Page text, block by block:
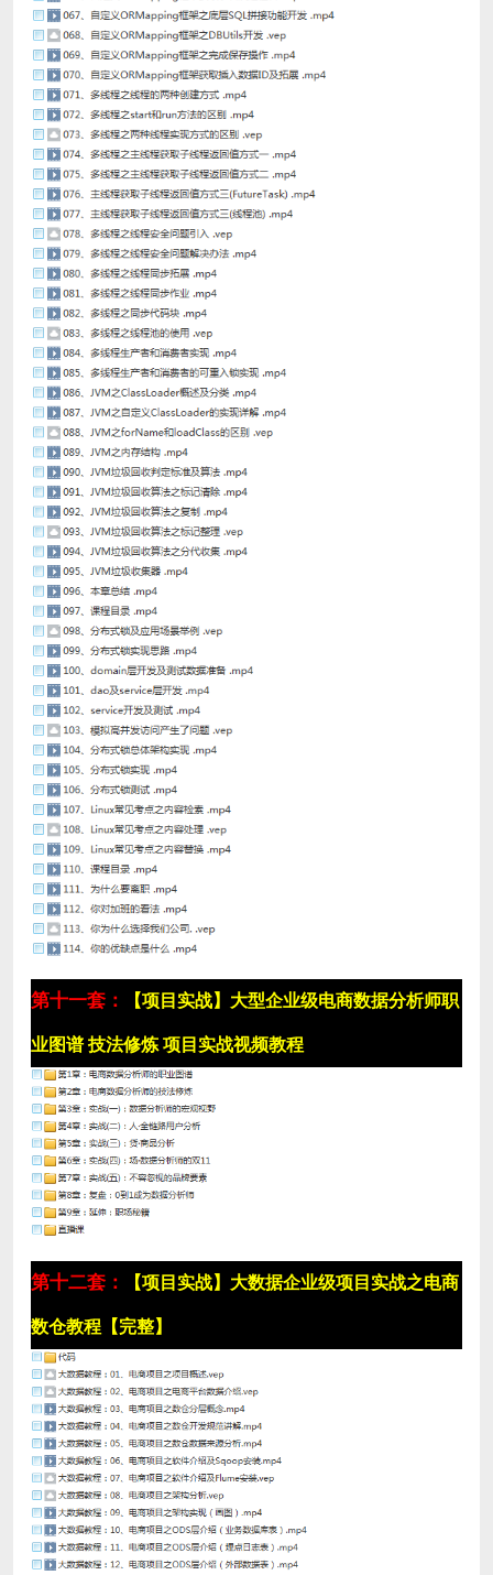
第十一套： 【项目实战】大型企业级电商数据分析师职
业图谱 技法修炼 项目实战视频教程
第十二套： 【项目实战】大数据企业级项目实战之电商
数仓教程【完整】